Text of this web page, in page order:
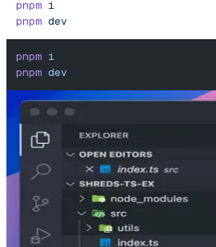
pnpm i
pnpm dev
pnpm i
pnpm dev